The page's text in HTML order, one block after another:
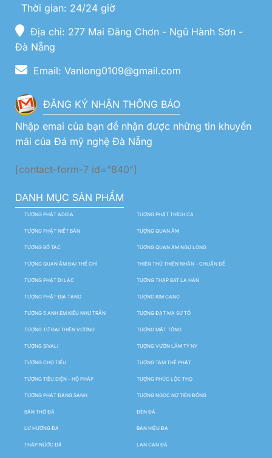
Thời gian: 24/24 giờ
Địa chỉ: 277 Mai Đăng Chơn - Ngũ Hành Sơn -
Đà Nẵng
Email: Vanlong0109@gmail.com
ĐĂNG KÝ NHẬN THÔNG BÁO
Nhập emai của bạn để nhận được những tin khuyến
mãi của Đá mỹ nghệ Đà Nẵng
[contact-form-7 id="840"]
DANH MỤC SẢN PHẨM
TƯỢNG PHẬT ADIDA TƯỢNG PHẬT THÍCH CA
TƯỢNG PHẬT NIẾT BÀN TƯỢNG QUAN ÂM
TƯỢNG BỒ TÁC TƯỢNG QUAN ÂM NGỰ LONG
TƯỢNG QUAN ÂM ĐẠI THẾ CHÍ THIÊN THỦ THIÊN NHÃN – CHUẨN ĐỀ
TƯỢNG PHẬT DI LẶC TƯỢNG THẬP BÁT LA HÁN
TƯỢNG PHẬT ĐỊA TẠNG TƯỢNG KIM CANG
TƯỢNG 5 ANH EM KIỀU NHƯ TRẦN TƯỢNG ĐẠT MA SƯ TỔ
TƯỢNG TỨ ĐẠI THIÊN VƯƠNG TƯỢNG MẬT TÔNG
TƯỢNG SIVALI TƯỢNG VƯỜN LÂM TỲ NY
TƯỢNG CHÚ TIỂU TƯỢNG TAM THẾ PHẬT
TƯỢNG TIÊU DIỆN – HỘ PHÁP TƯỢNG PHÚC LỘC THỌ
TƯỢNG PHẬT ĐẢNG SANH TƯỢNG NGỌC NỮ TIÊN ĐỒNG
BÀN THỜ ĐÁ ĐÈN ĐÁ
LƯ HƯƠNG ĐÁ BẢN HIỆU ĐÁ
THÁP NƯỚC ĐÁ LAN CAN ĐÁ